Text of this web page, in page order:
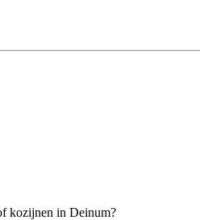
kozijnen in Deinum?